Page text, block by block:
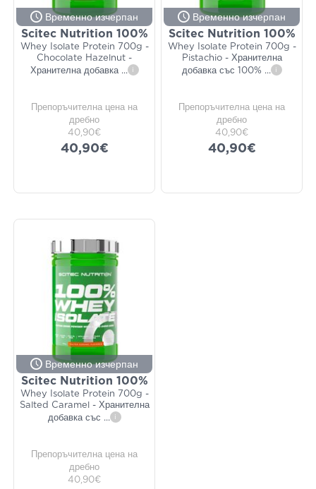
Временно изчерпан
Scitec Nutrition 100%
Whey Isolate Protein 700g -
Chocolate Hazelnut -
Хранителна добавка ... i
Препоръчителна цена на
дребно
40,90€
40,90€
Временно изчерпан
Scitec Nutrition 100%
Whey Isolate Protein 700g -
Pistachio - Хранителна
добавка със 100% ... i
Препоръчителна цена на
дребно
40,90€
40,90€
Временно изчерпан
Scitec Nutrition 100%
Whey Isolate Protein 700g -
Salted Caramel - Хранителна
добавка със ... i
Препоръчителна цена на
дребно
40,90€